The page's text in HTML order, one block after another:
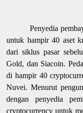
Penyedia
untuk hampir 40 aset
dari siklus pasar
Gold, dan Siacoin.
di hampir 40
Nuvei. Menurut
dengan penyedia
cryptocurrency untuk